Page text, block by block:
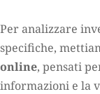
Per analizzare
specifiche,
online, pensati
informazioni e la